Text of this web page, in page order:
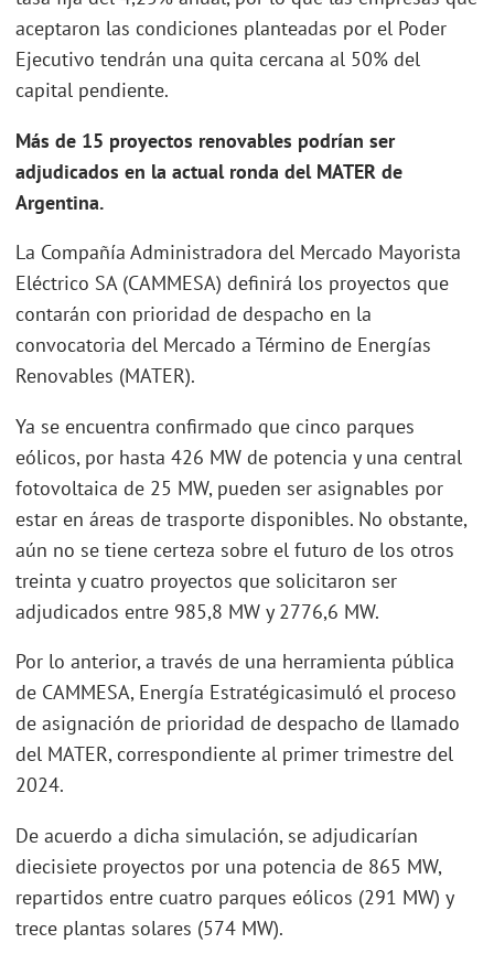
aceptaron las condiciones planteadas por el Poder
Ejecutivo tendrán una quita cercana al 50% del
capital pendiente.
Más de 15 proyectos renovables podrían ser
adjudicados en la actual ronda del MATER de
Argentina.
La Compañía Administradora del Mercado Mayorista
Eléctrico SA (CAMMESA) definirá los proyectos que
contarán con prioridad de despacho en la
convocatoria del Mercado a Término de Energías
Renovables (MATER).
Ya se encuentra confirmado que cinco parques
eólicos, por hasta 426 MW de potencia y una central
fotovoltaica de 25 MW, pueden ser asignables por
estar en áreas de trasporte disponibles. No obstante,
aún no se tiene certeza sobre el futuro de los otros
treinta y cuatro proyectos que solicitaron ser
adjudicados entre 985,8 MW y 2776,6 MW.
Por lo anterior, a través de una herramienta pública
de CAMMESA, Energía Estratégicasimuló el proceso
de asignación de prioridad de despacho de llamado
del MATER, correspondiente al primer trimestre del
2024.
De acuerdo a dicha simulación, se adjudicarían
diecisiete proyectos por una potencia de 865 MW,
repartidos entre cuatro parques eólicos (291 MW) y
trece plantas solares (574 MW).